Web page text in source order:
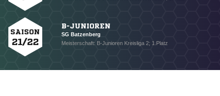
SAISON
21/22
B-JUNIOREN
SG Batzenberg
Meisterschaft: B-Junioren Kreisliga 2; 1.Platz